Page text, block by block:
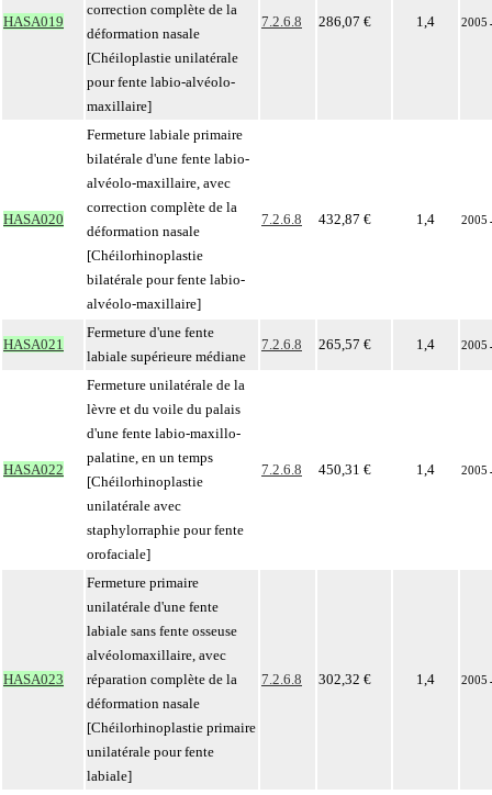
HASA019
correction complète de la
déformation nasale
[Chéiloplastie unilatérale
pour fente labio-alvéolo-
maxillaire]
7.2.6.8 286,07 € 1,4 2005
HASA020
Fermeture labiale primaire
bilatérale d'une fente labio-
alvéolo-maxillaire, avec
correction complète de la
déformation nasale
[Chéilorhinoplastie
bilatérale pour fente labio-
alvéolo-maxillaire]
7.2.6.8 432,87 € 1,4 2005
HASA021
Fermeture d'une fente
labiale supérieure médiane
7.2.6.8 265,57 € 1,4 2005
HASA022
Fermeture unilatérale de la
lèvre et du voile du palais
d'une fente labio-maxillo-
palatine, en un temps
[Chéilorhinoplastie
unilatérale avec
staphylorraphie pour fente
orofaciale]
7.2.6.8 450,31 € 1,4 2005
HASA023
Fermeture primaire
unilatérale d'une fente
labiale sans fente osseuse
alvéolomaxillaire, avec
réparation complète de la
déformation nasale
[Chéilorhinoplastie primaire
unilatérale pour fente
labiale]
7.2.6.8 302,32 € 1,4 2005